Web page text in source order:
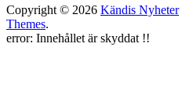
Copyright © 2026 Kändis Nyheter
Themes.
error: Innehållet är skyddat !!